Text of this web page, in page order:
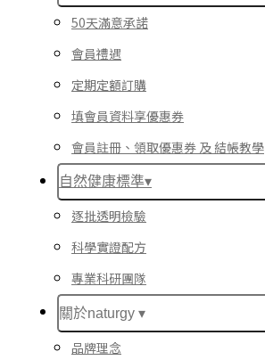
50天滿意承諾
會員禮遇
定期定額訂購
填會員資料享優惠券
會員註冊、領取優惠券 及 結帳教學
自然健康標準▾
逐批透明檢驗
科學實證配方
專業科研團隊
關於naturgy ▾
品牌理念